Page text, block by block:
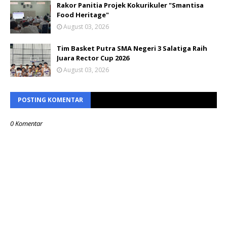
Rakor Panitia Projek Kokurikuler "Smantisa
Food Heritage"
August 03, 2026
Tim Basket Putra SMA Negeri 3 Salatiga Raih
Juara Rector Cup 2026
August 03, 2026
POSTING KOMENTAR
0 Komentar